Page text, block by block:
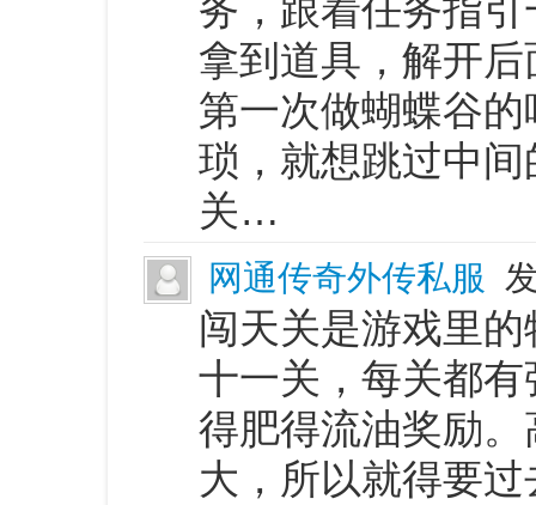
务，跟着任务指
拿到道具，解开
第一次做蝴蝶谷
琐，就想跳过中
关…
网通传奇外传私服
闯天关是游戏里
十一关，每关都
得肥得流油奖励
大，所以就得要